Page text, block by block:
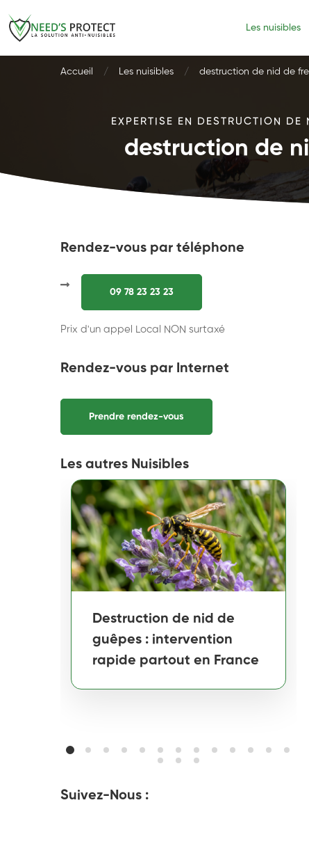
Les nuisibles
Accueil Les nuisibles destruction de nid de
EXPERTISE EN DESTRUCTION
destruction de
Rendez-vous par téléphone
09 78 23 23 23
Prix d'un appel Local NON surtaxé
Rendez-vous par Internet
Prendre rendez-vous
Les autres Nuisibles
Destruction de nid de
guêpes : intervention
rapide partout en France
Suivez-Nous :